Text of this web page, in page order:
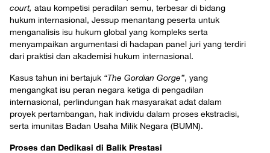
court, atau kompetisi peradilan semu, terbesar di bidang
hukum internasional, Jessup menantang peserta untuk
menganalisis isu hukum global yang kompleks serta
menyampaikan argumentasi di hadapan panel juri yang terdiri
dari praktisi dan akademisi hukum internasional.
Kasus tahun ini bertajuk “The Gordian Gorge”, yang
mengangkat isu peran negara ketiga di pengadilan
internasional, perlindungan hak masyarakat adat dalam
proyek pertambangan, hak individu dalam proses ekstradisi,
serta imunitas Badan Usaha Milik Negara (BUMN).
Proses dan Dedikasi di Balik Prestasi